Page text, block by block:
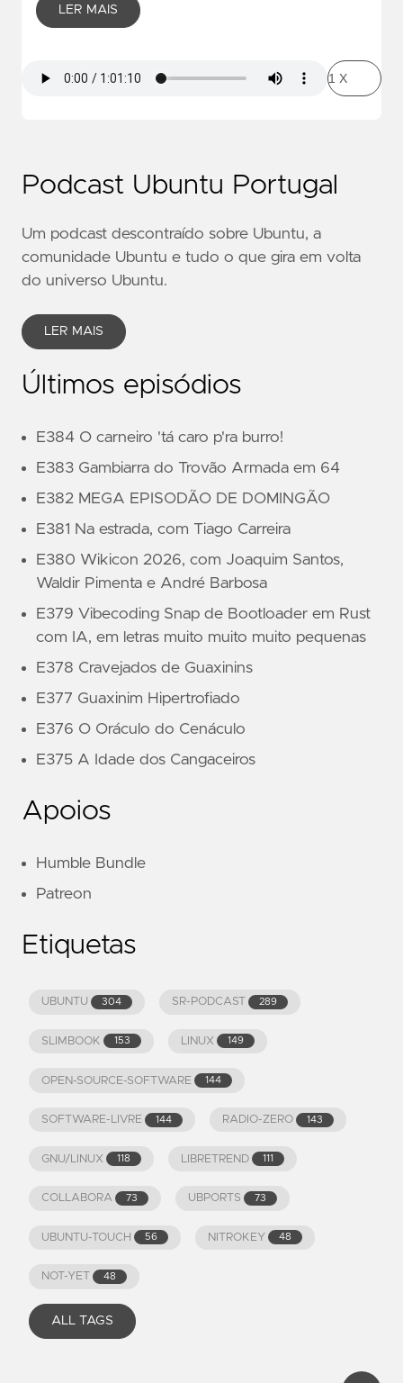
LER MAIS
Podcast Ubuntu Portugal
Um podcast descontraído sobre Ubuntu, a
comunidade Ubuntu e tudo o que gira em volta
do universo Ubuntu.
LER MAIS
Últimos episódios
E384 O carneiro 'tá caro p'ra burro!
E383 Gambiarra do Trovão Armada em 64
E382 MEGA EPISODÃO DE DOMINGÃO
E381 Na estrada, com Tiago Carreira
E380 Wikicon 2026, com Joaquim Santos,
Waldir Pimenta e André Barbosa
E379 Vibecoding Snap de Bootloader em Rust
com IA, em letras muito muito muito pequenas
E378 Cravejados de Guaxinins
E377 Guaxinim Hipertrofiado
E376 O Oráculo do Cenáculo
E375 A Idade dos Cangaceiros
Apoios
Humble Bundle
Patreon
Etiquetas
UBUNTU 304 SR-PODCAST 289
SLIMBOOK 153 LINUX 149
OPEN-SOURCE-SOFTWARE 144
SOFTWARE-LIVRE 144 RADIO-ZERO 143
GNU/LINUX 118 LIBRETREND 111
COLLABORA 73 UBPORTS 73
UBUNTU-TOUCH 56 NITROKEY 48
NOT-YET 48
ALL TAGS